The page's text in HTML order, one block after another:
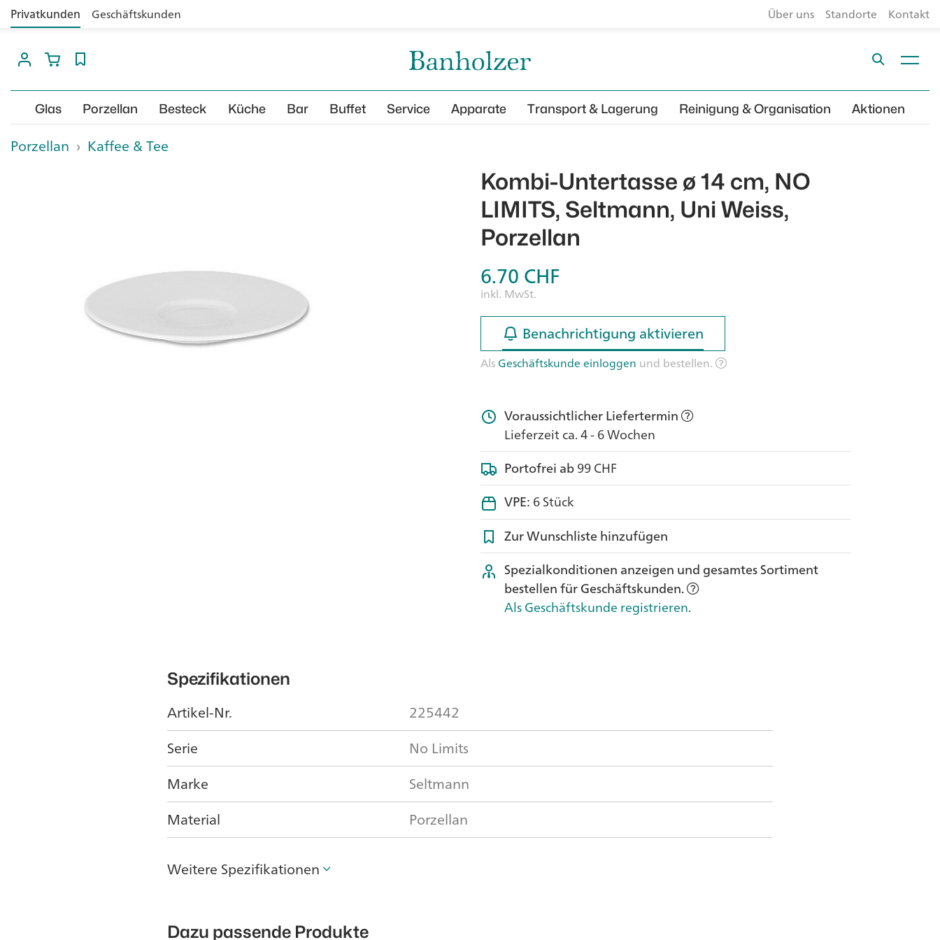
Privatkunden Geschäftskunden Über uns Standorte Kontakt
Glas Porzellan Besteck Küche Bar Buffet Service Apparate Transport & Lagerung Reinigung & Organisation Aktionen
Porzellan › Kaffee & Tee
Kombi-Untertasse ø 14 cm, NO
LIMITS, Seltmann, Uni Weiss,
Porzellan
6.70CHF
inkl. MwSt.
Benachrichtigung aktivieren
Benachrichtigung aktivieren
AlsGeschäftskunde einloggen und bestellen.
Voraussichtlicher Liefertermin
Lieferzeit ca. 4 - 6 Wochen
Portofrei ab99 CHF
VPE:6 Stück
Zur Wunschliste hinzufügen
Spezialkonditionen anzeigen und gesamtes Sortiment
bestellen für Geschäftskunden.
Als Geschäftskunde registrieren.
Spezifikationen
Artikel-Nr.
225442
Serie
No Limits
Marke
Seltmann
Material
Porzellan
Weitere Spezifikationen
Dazu passende Produkte